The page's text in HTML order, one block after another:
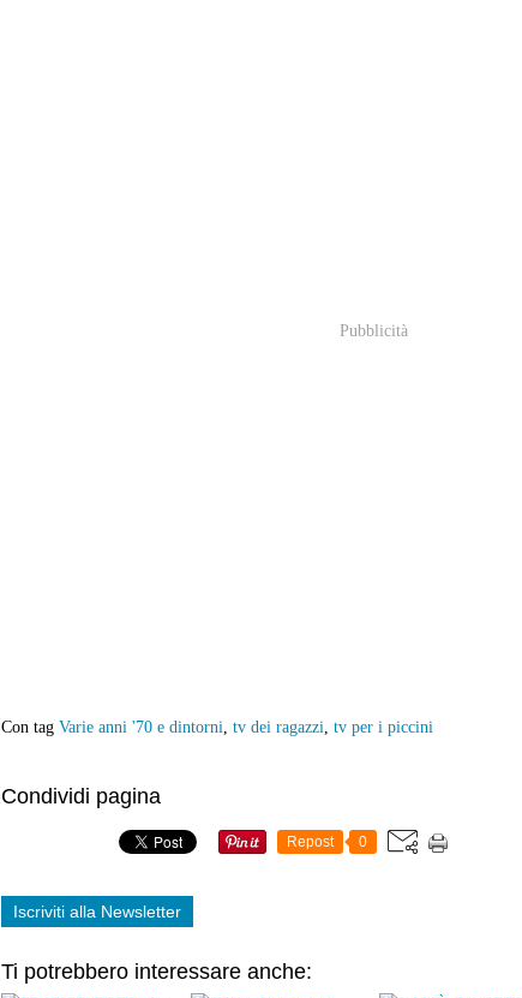
Pubblicità
Con tag Varie anni '70 e dintorni, tv dei ragazzi, tv per i piccini
Condividi pagina
Repost 0
Iscriviti alla Newsletter
Ti potrebbero interessare anche: